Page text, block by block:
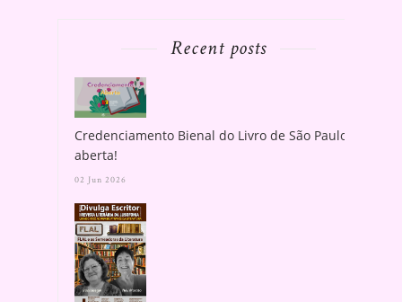
Recent posts
Credenciamento Bienal do Livro de São Paulo
aberta!
02 Jun 2026